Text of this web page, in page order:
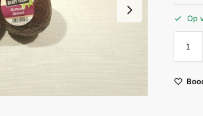
Op